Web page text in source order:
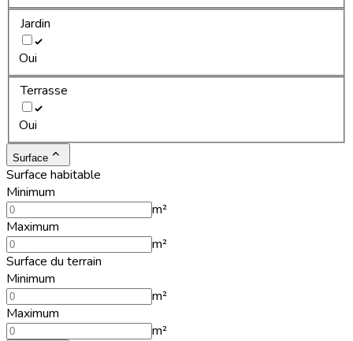
Jardin
Oui
Terrasse
Oui
Surface
Surface habitable
Minimum
m²
Maximum
m²
Surface du terrain
Minimum
m²
Maximum
m²